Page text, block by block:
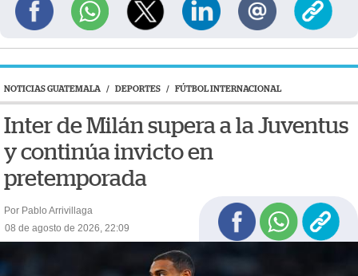
NOTICIAS GUATEMALA / DEPORTES / FÚTBOL INTERNACIONAL
Inter de Milán supera a la Juventus
y continúa invicto en
pretemporada
Por Pablo Arrivillaga
08 de agosto de 2026, 22:09